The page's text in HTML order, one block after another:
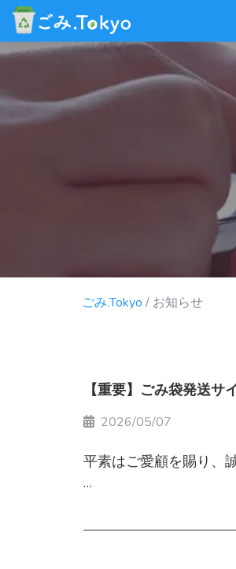
ごみ.Tokyo / お知らせ
【重要】ごみ袋発送
2026/05/07
平素はご愛顧を賜り、